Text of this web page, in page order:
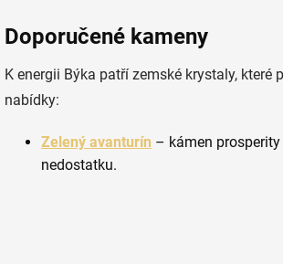
Doporučené kameny
K energii Býka patří zemské krystaly,
nabídky:
Zelený avanturín – kámen
nedostatku.